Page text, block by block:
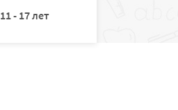
11 - 17 лет